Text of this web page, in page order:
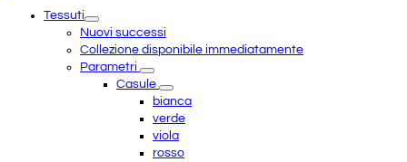
menuTessuti
Nuovi successi
Collezione disponibile immediatamente
Parametri
Casule
bianca
verde
viola
rosso